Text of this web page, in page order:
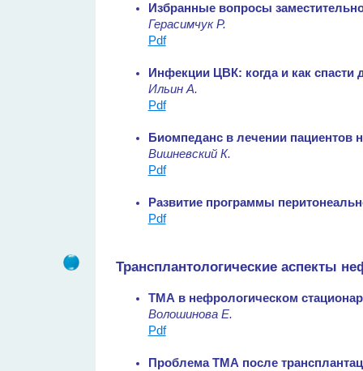
Избранные вопросы
Герасимчук Р.
Pdf
Инфекции ЦВК: когда и как спасти
Ильин А.
Pdf
Биомпеданс в лечении пациентов
Вишневский К.
Pdf
Развитие программы
Pdf
Трансплантологические аспекты
ТМА в нефрологическом
Волошинова Е.
Pdf
Проблема ТМА после